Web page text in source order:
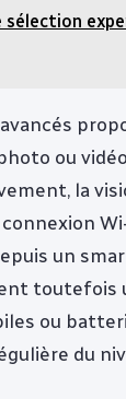
sélection
ou
la
un
toutefois
ou
du